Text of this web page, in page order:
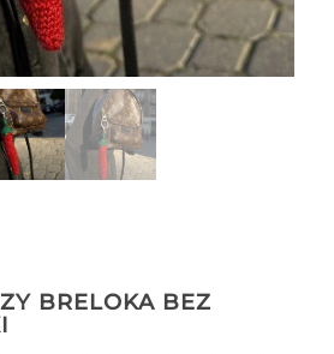
BRELOKA BEZ